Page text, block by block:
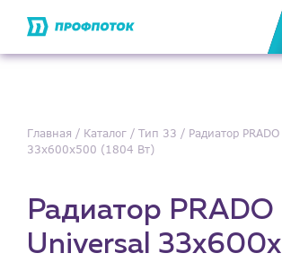
Главная Каталог Тип 33
Радиатор
33х600х500 (1804 Вт)
Радиатор PRADO
Universal